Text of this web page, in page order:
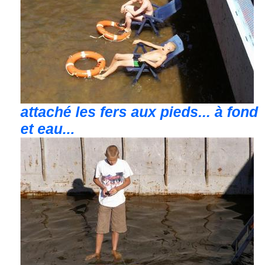
attaché les fers aux pieds... à
et eau...